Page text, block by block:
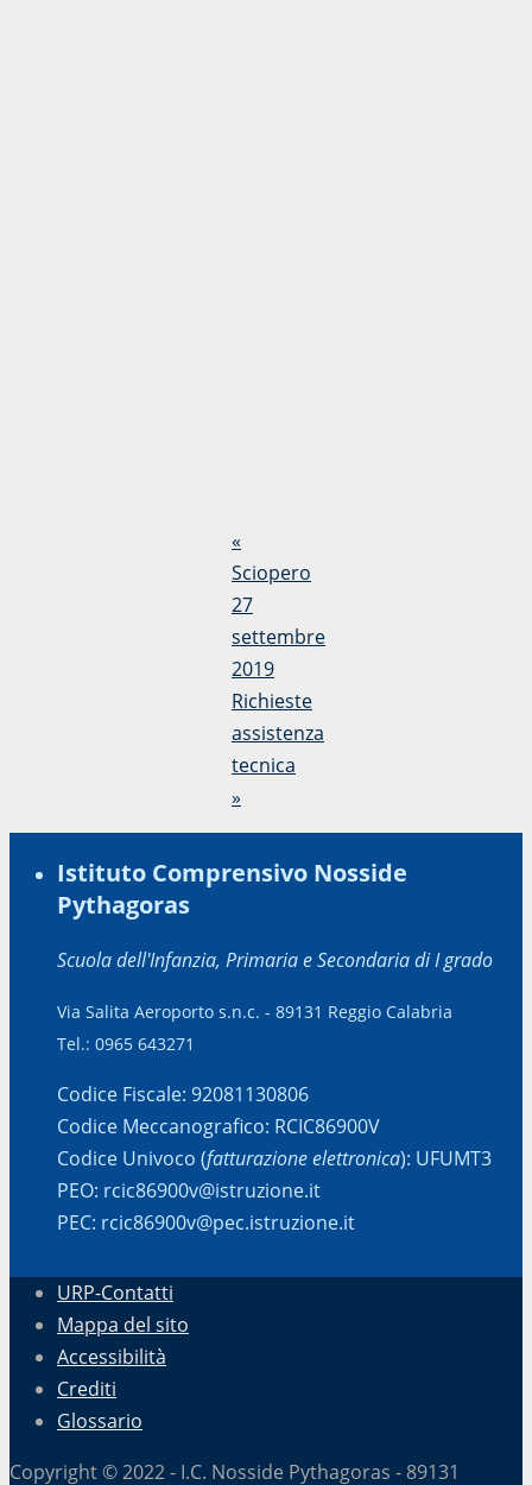
«
Sciopero
27
settembre
2019
Richieste
assistenza
tecnica
»
Istituto Comprensivo Nosside
Pythagoras
Scuola dell'Infanzia, Primaria e Secondaria di I grado
Via Salita Aeroporto s.n.c. - 89131 Reggio Calabria
Tel.: 0965 643271
Codice Fiscale: 92081130806
Codice Meccanografico: RCIC86900V
Codice Univoco (fatturazione elettronica): UFUMT3
PEO: rcic86900v@istruzione.it
PEC: rcic86900v@pec.istruzione.it
URP-Contatti
Mappa del sito
Accessibilità
Crediti
Glossario
Copyright © 2022 - I.C. Nosside Pythagoras - 89131